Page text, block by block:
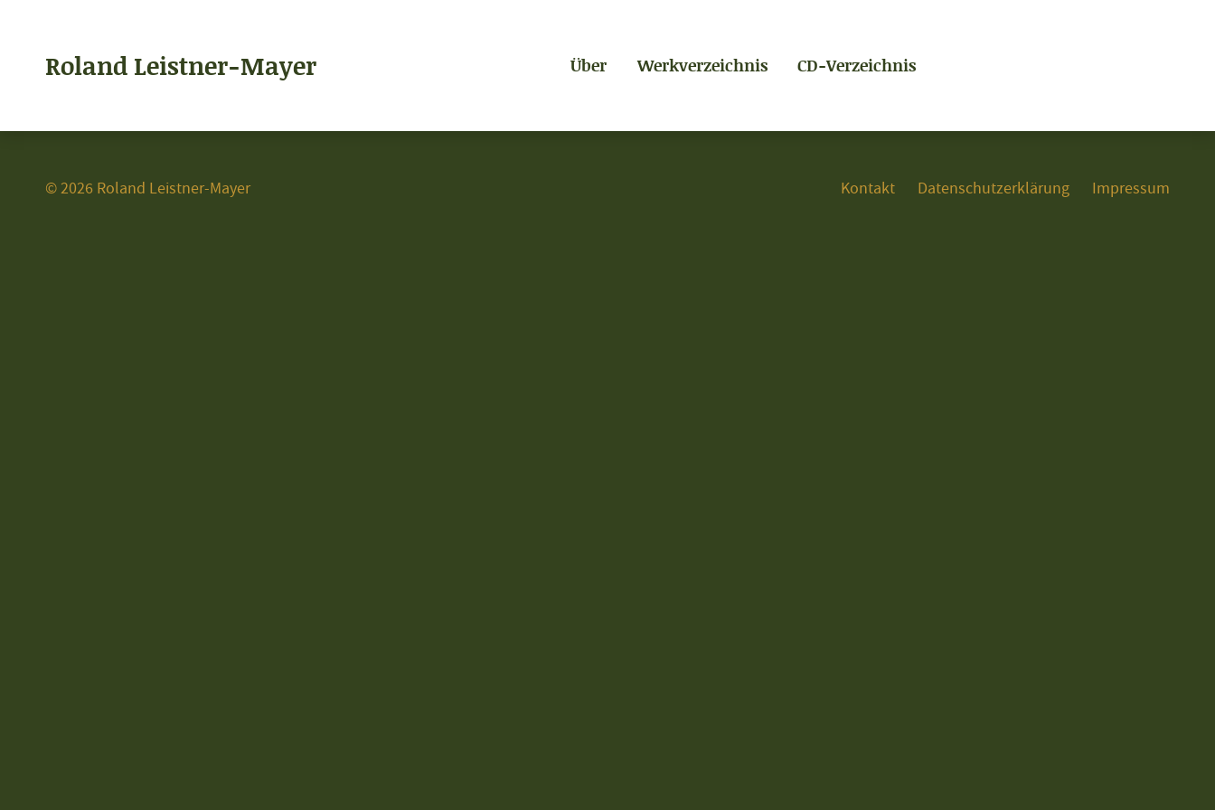
Roland Leistner-Mayer Über Werkverzeichnis CD-Verzeichnis
© 2026 Roland Leistner-Mayer Kontakt Datenschutzerklärung Impressum